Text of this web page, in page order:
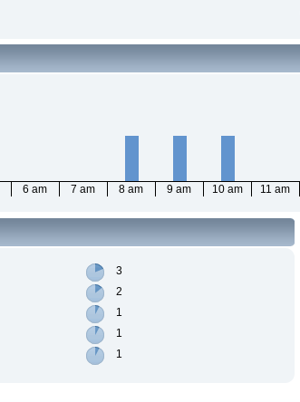
6 am 7 am 8 am 9 am 10 am 11 am
3
2
1
1
1